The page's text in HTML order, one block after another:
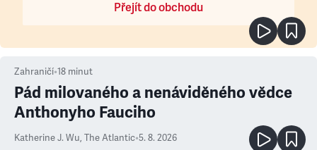
Přejít do obchodu
Zahraničí•18 minut
Pád milovaného a nenáviděného vědce
Anthonyho Fauciho
Katherine J. Wu, The Atlantic•5. 8. 2026